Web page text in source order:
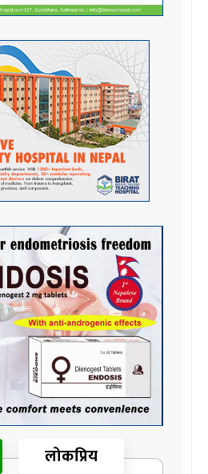
लोकप्रिय